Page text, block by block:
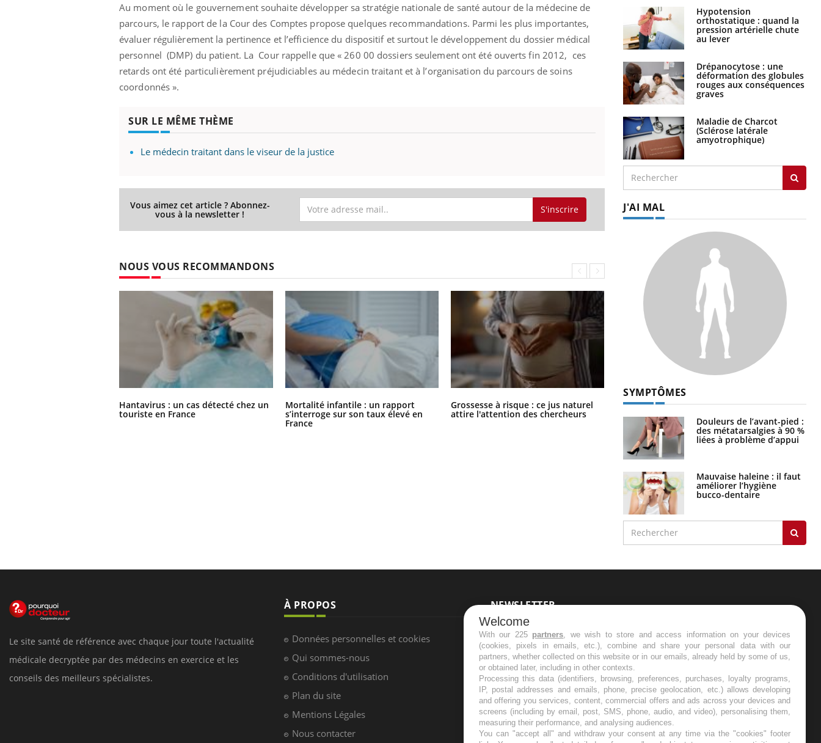
Au moment où le gouvernement souhaite développer sa stratégie nationale de santé autour de la médecine de
parcours, le rapport de la Cour des Comptes propose quelques recommandations. Parmi les plus importantes,
évaluer régulièrement la pertinence et l’efficience du dispositif et surtout le développement du dossier médical
personnel (DMP) du patient. La Cour rappelle que « 260 00 dossiers seulement ont été ouverts fin 2012, ces
retards ont été particulièrement préjudiciables au médecin traitant et à l’organisation du parcours de soins
coordonnés ».
SUR LE MÊME THÈME
Le médecin traitant dans le viseur de la justice
Vous aimez cet article ? Abonnez-
vous à la newsletter ! S'inscrire
NOUS VOUS RECOMMANDONS
Hantavirus : un cas détecté chez un
touriste en France
Mortalité infantile : un rapport
s’interroge sur son taux élevé en
France
Grossesse à risque : ce jus naturel
attire l'attention des chercheurs
Comment oublier les écrans en
Hypotension
orthostatique : quand la
pression artérielle chute
au lever
Drépanocytose : une
déformation des globules
rouges aux conséquences
graves
Maladie de Charcot
(Sclérose latérale
amyotrophique)
J'AI MAL
SYMPTÔMES
Douleurs de l’avant-pied :
des métatarsalgies à 90 %
liées à problème d’appui
Mauvaise haleine : il faut
améliorer l’hygiène
bucco-dentaire
Le site santé de référence avec chaque jour toute l'actualité
médicale decryptée par des médecins en exercice et les
conseils des meilleurs spécialistes.
À PROPOS
Données personnelles et cookies
Qui sommes-nous
Conditions d'utilisation
Plan du site
Mentions Légales
Nous contacter
NEWSLETTER
Recevez toutes les semaines les meilleures
infos santé
S'INSCRIRE
Welcome
With our 225 partners, we wish to store and access information on your devices
(cookies, pixels in emails, etc.), combine and share your personal data with our
partners, whether collected on this website or in our emails, already held by some of us,
or obtained later, including in other contexts.
Processing this data (identifiers, browsing, preferences, purchases, loyalty programs,
IP, postal addresses and emails, phone, precise geolocation, etc.) allows developing
and offering you services, content, commercial offers and ads across your devices and
screens (including by email, post, SMS, phone, audio, and video), personalising them,
measuring their performance, and analysing audiences.
You can "accept all" and withdraw your consent at any time via the "cookies" footer